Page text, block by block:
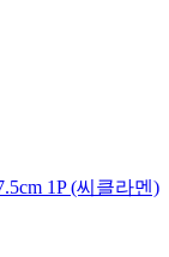
1P (씨클라멘)